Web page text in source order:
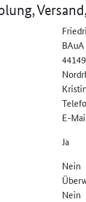
E-
Ja
Nein
Nein